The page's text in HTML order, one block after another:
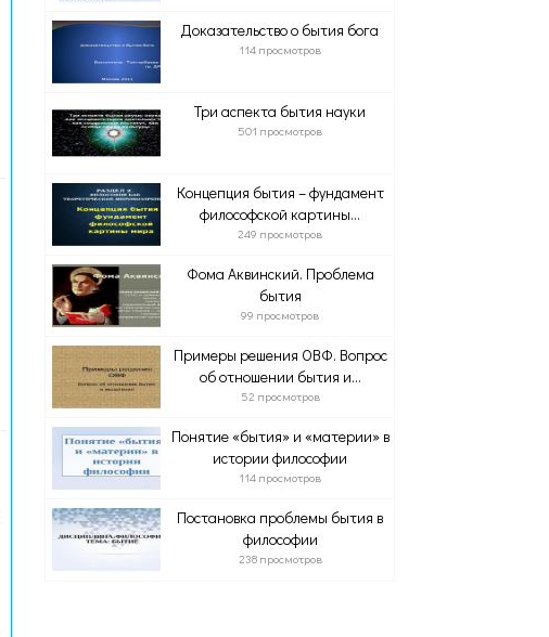
Доказательство о бытия бога
114 просмотров
Три аспекта бытия науки
501 просмотров
Концепция бытия – фундамент
философской картины...
249 просмотров
Фома Аквинский. Проблема
бытия
99 просмотров
Примеры решения ОВФ. Вопрос
об отношении бытия и...
52 просмотров
Понятие «бытия» и «материи» в
истории философии
114 просмотров
Постановка проблемы бытия в
философии
238 просмотров